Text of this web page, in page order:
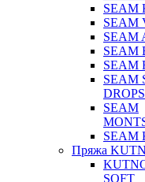
SEAM
SEAM
SEAM
SEAM
SEAM
SEAM
DROPS
SEAM
SEAM
Пряжа
SOFT